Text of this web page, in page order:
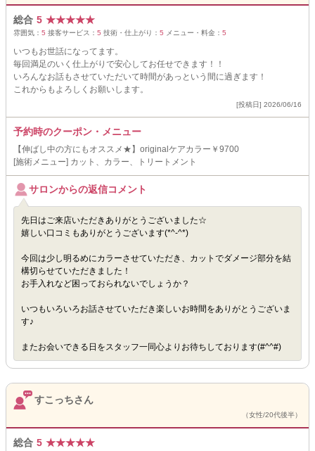
総合 5 ★★★★★
雰囲気： 5 接客サービス： 5 技術・仕上がり： 5 メニュー・料金： 5
いつもお世話になってます。
毎回満足のいく仕上がりで安心してお任せできます！！
いろんなお話もさせていただいて時間があっという間に過ぎます！
これからもよろしくお願いします。
[投稿日] 2026/06/16
予約時のクーポン・メニュー
【伸ばし中の方にもオススメ★】originalケアカラー￥9700
[施術メニュー] カット、カラー、トリートメント
サロンからの返信コメント
先日はご来店いただきありがとうございました☆
嬉しい口コミもありがとうございます(*^-^*)
今回は少し明るめにカラーさせていただき、カットでダメージ部分を結
構切らせていただきました！
お手入れなど困っておられないでしょうか？
いつもいろいろお話させていただき楽しいお時間をありがとうございま
す♪
またお会いできる日をスタッフ一同心よりお待ちしております(#^^#)
すこっちさん
（女性/20代後半）
総合 5 ★★★★★